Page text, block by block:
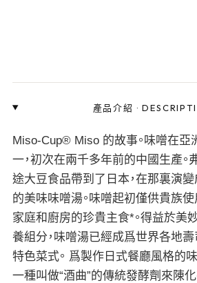
產品介紹 ·
Miso-Cup® Miso 的故事。味噌在亞
一，初次在兩千多年前的中國生產。
途大豆食品帶到了日本，在那裏演
的美味味噌湯。味噌起初僅供貴族使
家庭和廚房的珍貴主食*。得益於美
養組分，味噌湯已經成爲世界各地
特色菜式。 爲製作日式餐廳風格的
一種叫做“酒曲”的傳統發酵劑來陳